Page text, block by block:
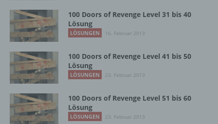
100 Doors of Revenge Level 31 bis 40
Lösung
LÖSUNGEN 16. Februar 2013
100 Doors of Revenge Level 41 bis 50
Lösung
LÖSUNGEN 23. Februar 2013
100 Doors of Revenge Level 51 bis 60
Lösung
LÖSUNGEN 23. Februar 2013
personenbezogenen Daten zu verarbeiten.
Einwilligung ist jede von der betroffenen
Person freiwillig für den bestimmten Fall in
abgegebene Willensbekundung in Form
einer Erklärung oder einer sonstigen
eindeutigen bestätigenden Handlung, mit der